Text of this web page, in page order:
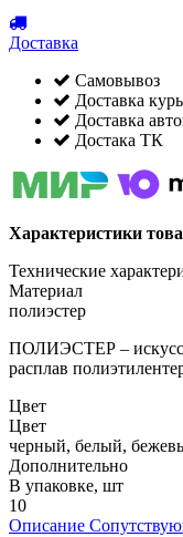
Доставка
Самовывоз
Доставка
Доставка
Достака ТК
Характеристики
Технические
Материал
полиэстер
ПОЛИЭСТЕР –
расплав
Цвет
Цвет
черный, белый,
Дополнительно
В упаковке, шт
10
Описание